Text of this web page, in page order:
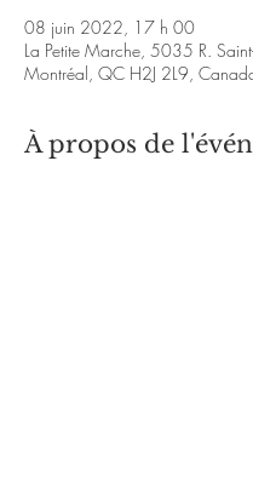
08 juin 2022, 17 h 00
La Petite Marche, 5035 R.
Montréal, QC H2J 2L9,
À propos de